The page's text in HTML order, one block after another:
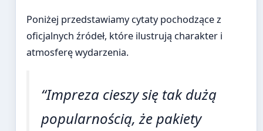
Poniżej przedstawiamy cytaty pochodzące z
oficjalnych źródeł, które ilustrują charakter i
atmosferę wydarzenia.
“Impreza cieszy się tak dużą
popularnością, że pakiety